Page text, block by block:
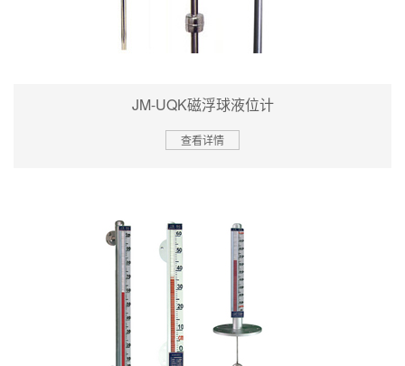
JM-UQK磁浮球液位计
查看详情